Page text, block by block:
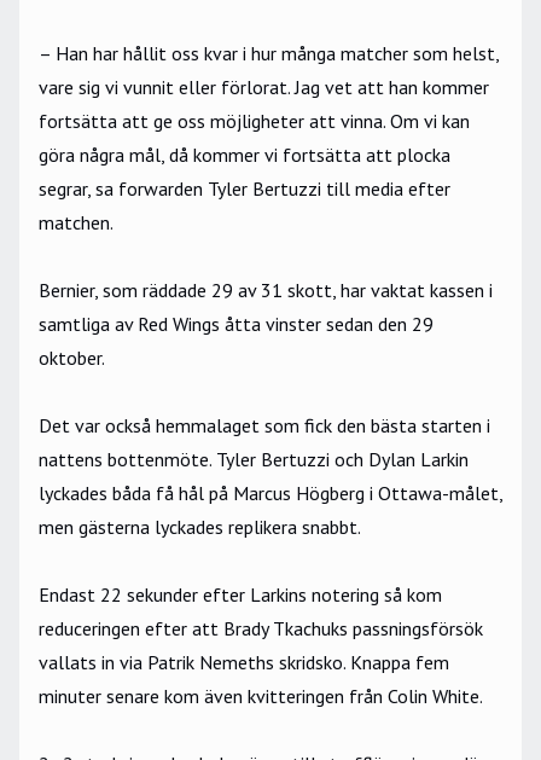
– Han har hållit oss kvar i hur många matcher som helst,
vare sig vi vunnit eller förlorat. Jag vet att han kommer
fortsätta att ge oss möjligheter att vinna. Om vi kan
göra några mål, då kommer vi fortsätta att plocka
segrar, sa forwarden Tyler Bertuzzi till media efter
matchen.
Bernier, som räddade 29 av 31 skott, har vaktat kassen i
samtliga av Red Wings åtta vinster sedan den 29
oktober.
Det var också hemmalaget som fick den bästa starten i
nattens bottenmöte. Tyler Bertuzzi och Dylan Larkin
lyckades båda få hål på Marcus Högberg i Ottawa-målet,
men gästerna lyckades replikera snabbt.
Endast 22 sekunder efter Larkins notering så kom
reduceringen efter att Brady Tkachuks passningsförsök
vallats in via Patrik Nemeths skridsko. Knappa fem
minuter senare kom även kvitteringen från Colin White.